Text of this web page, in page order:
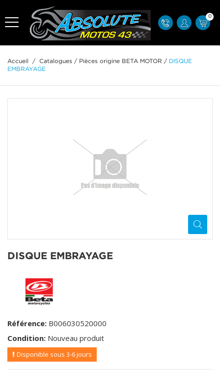
0
Accueil / Catalogues / Pièces origine BETA MOTOR /
DISQUE
EMBRAYAGE
DISQUE EMBRAYAGE
Référence: B006030520000
Condition: Nouveau produit
Disponible sous 3-6 jours